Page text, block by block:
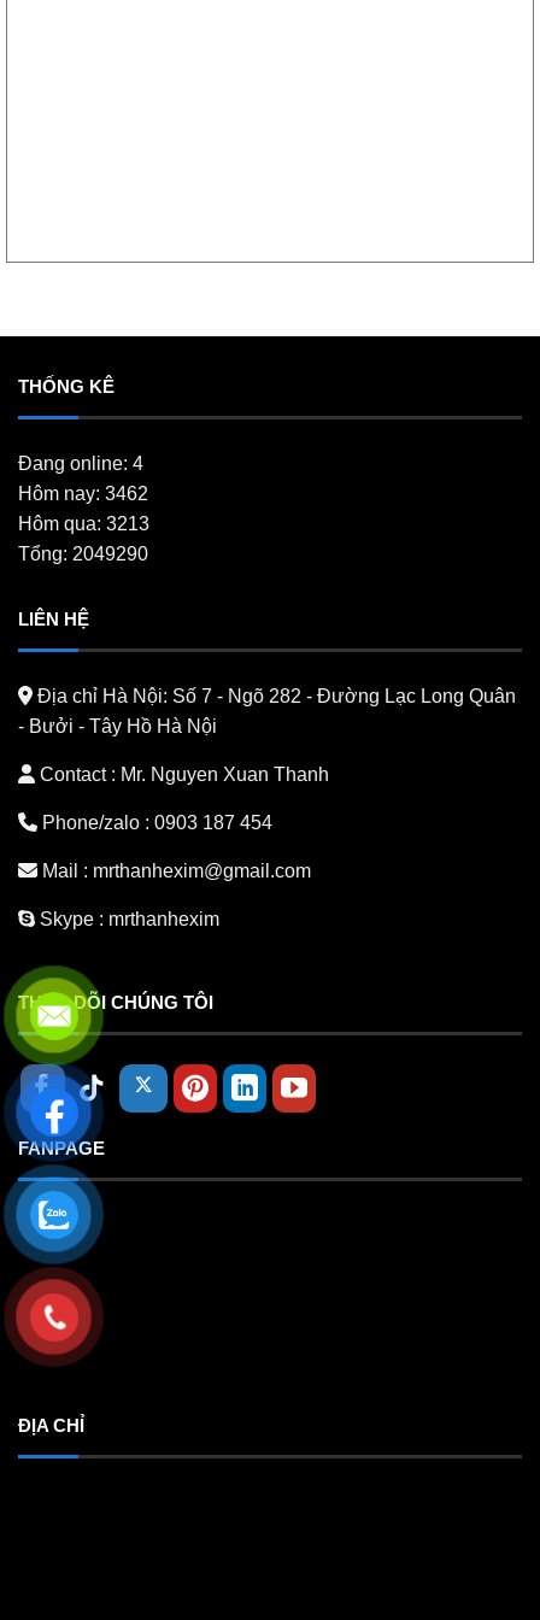
THỐNG KÊ
Đang online: 4
Hôm nay: 3462
Hôm qua: 3213
Tổng: 2049290
LIÊN HỆ
Địa chỉ Hà Nội: Số 7 - Ngõ 282 - Đường Lạc Long Quân
- Bưởi - Tây Hồ Hà Nội
Contact : Mr. Nguyen Xuan Thanh
Phone/zalo : 0903 187 454
Mail : mrthanhexim@gmail.com
Skype : mrthanhexim
THEO DÕI CHÚNG TÔI
FANPAGE
ĐỊA CHỈ